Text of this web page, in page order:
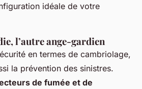
idéale de votre
l’autre ange-gardien
en termes de cambriolage,
la prévention des sinistres.
de fumée et de